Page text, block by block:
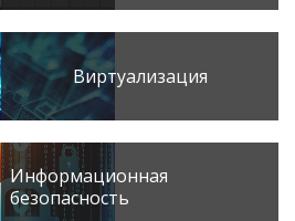
Виртуализация
Информационная
безопасность